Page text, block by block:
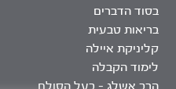
בסוד הדברים
בריאות טבעית
קליניקת איילה
לימוד הקבלה
הרב אשלג – בעל הסולם